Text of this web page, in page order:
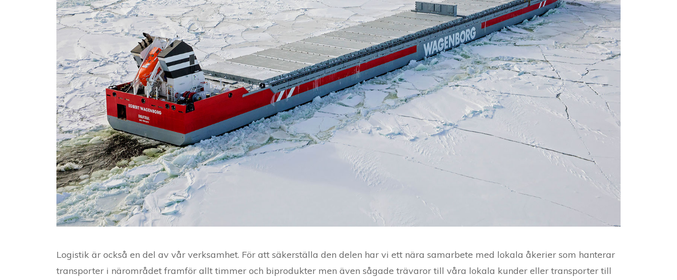
Logistik är också en del av vår verksamhet. För att säkerställa den delen har vi ett nära samarbete med lokala åkerier som hanterar
transporter i närområdet framför allt timmer och biprodukter men även sågade trävaror till våra lokala kunder eller transporter till